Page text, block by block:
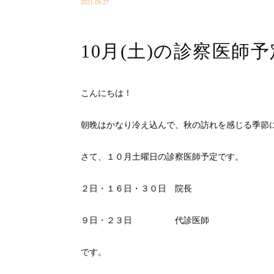
2021.09.27
10月(土)の診察医師予
こんにちは！
朝晩はかなり冷え込んで、秋の訪れを感じる季節
さて、１０月土曜日の診察医師予定です。
２日・１６日・３０日 院長
９日・２３日 代診医師
です。